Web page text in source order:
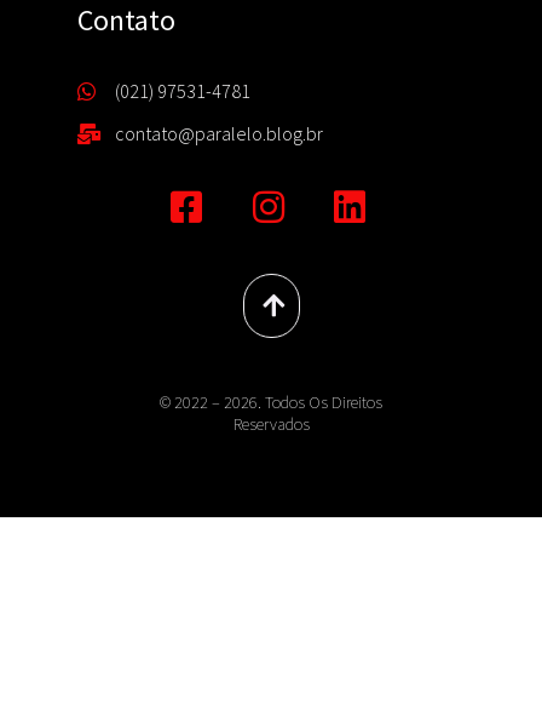
Contato
(021) 97531-4781
contato@paralelo.blog.br
© 2022 – 2026. Todos Os Direitos
Reservados